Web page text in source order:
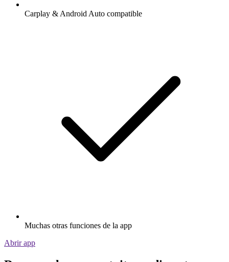
Carplay & Android Auto compatible
Muchas otras funciones de la app
Abrir app